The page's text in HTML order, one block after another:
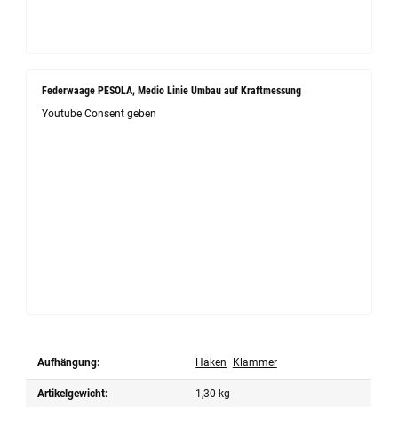
Federwaage PESOLA, Medio Linie Umbau auf Kraftmessung
Youtube Consent geben
Aufhängung: Haken Klammer
Artikelgewicht: 1,30 kg